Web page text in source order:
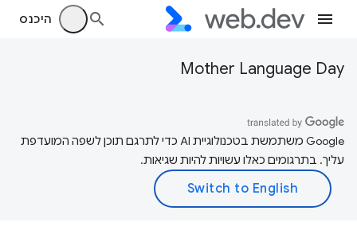
היכנס
Mother Language Day
‫Google משתמשת בטכנולוגיית AI כדי לתרגם תוכן לשפה המועדפת
עליך. בתרגומים כאלו עשויות להיות שגיאות.